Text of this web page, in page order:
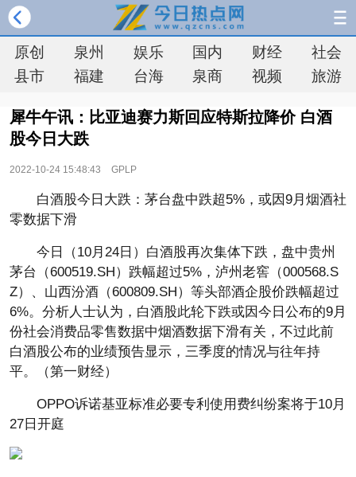
原创 泉州 娱乐 国内 财经
社会
县市
福建 台海 泉商 视频 旅游
犀牛午讯：比亚迪赛力斯回应特斯拉降价 白酒
股今日大跌
2022-10-24 15:48:43 GPLP
白酒股今日大跌：茅台盘中跌超5%，或因9月烟酒社
零数据下滑
今日（10月24日）白酒股再次集体下跌，盘中贵州
茅台（600519.SH）跌幅超过5%，泸州老窖（000568.S
Z）、山西汾酒（600809.SH）等头部酒企股价跌幅超过
6%。分析人士认为，白酒股此轮下跌或因今日公布的9月
份社会消费品零售数据中烟酒数据下滑有关，不过此前
白酒股公布的业绩预告显示，三季度的情况与往年持
平。（第一财经）
OPPO诉诺基亚标准必要专利使用费纠纷案将于10月
27日开庭